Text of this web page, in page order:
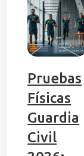
Pruebas
Físicas
Guardia
Civil